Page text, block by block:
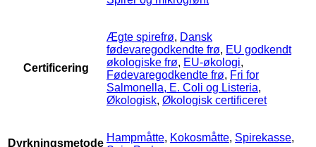
Certificering
Ægte spirefrø, Dansk
fødevaregodkendte frø, EU godkendt
økologiske frø, EU-økologi,
Fødevaregodkendte frø, Fri for
Salmonella, E. Coli og Listeria,
Økologisk, Økologisk certificeret
Dyrkningsmetode Hampmåtte, Kokosmåtte, Spirekasse,